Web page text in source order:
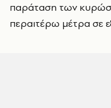
παράταση των
περαιτέρω μέτρα σε